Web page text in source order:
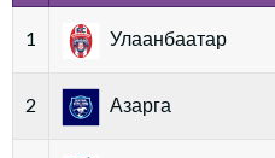
1 Улаанбаатар
2 Азарга